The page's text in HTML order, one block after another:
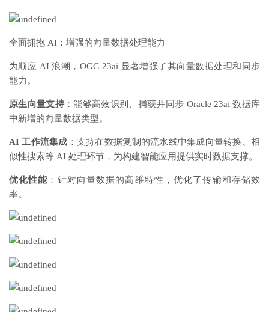
全面拥抱 AI：增强的向量数据处理能力
为顺应 AI 浪潮，OGG 23ai 显著增强了其向量数据处理和同步
能力。
原生向量支持：能够高效识别、捕获并同步 Oracle 23ai 数据库
中新增的向量数据类型。
AI 工作流集成 ：支持在数据复制的流水线中集成向量转换、相
似性搜索等 AI 处理环节，为构建智能应用提供实时数据支撑。
优化性能 ：针对向量数据的高维特性，优化了传输和存储效
率。